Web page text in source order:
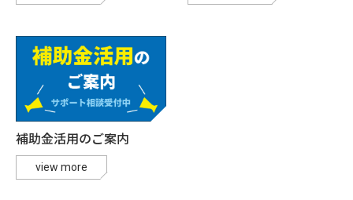
補助金活用のご案内
view more